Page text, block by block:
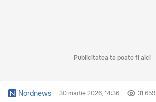
Publicitatea ta poate fi aici
Nordnews 30 martie 2026, 14:36 31 659